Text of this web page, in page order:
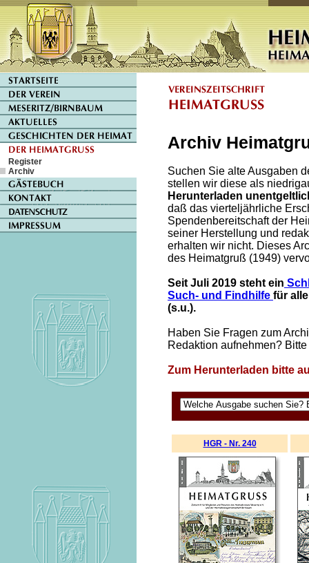
Register
Archiv
Archiv
Suchen Sie alte Ausgaben
stellen wir diese als
Herunterladen
daß das vierteljährliche
Spendenbereitschaft der
seiner Herstellung und
erhalten wir nicht. Dieses
des Heimatgruß (1949)
Seit Juli 2019 steht ein
Such- und Findhilfe für
(s.u.).
Haben Sie Fragen zum
Redaktion aufnehmen?
Zum Herunterladen bitte
HGR - Nr. 240